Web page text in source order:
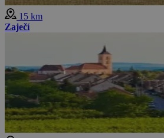
15 km
Zaječí